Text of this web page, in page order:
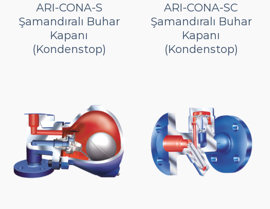
ARI-CONA-S
Şamandıralı Buhar
Kapanı
(Kondenstop)
ARI-CONA-SC
Şamandıralı Buhar
Kapanı
(Kondenstop)